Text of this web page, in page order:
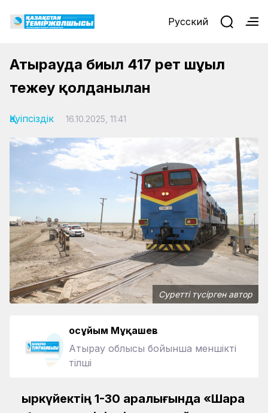
Русский
Атырауда биыл 417 рет шұғыл
тежеу қолданылған
Қауіпсіздік 16.10.2025, 11:41
Суретті түсірген автор
Қосұйым Мұқашев
Атырау облысы бойынша меншікті
тілші
Қыркүйектің 1-30 аралығында «Шара